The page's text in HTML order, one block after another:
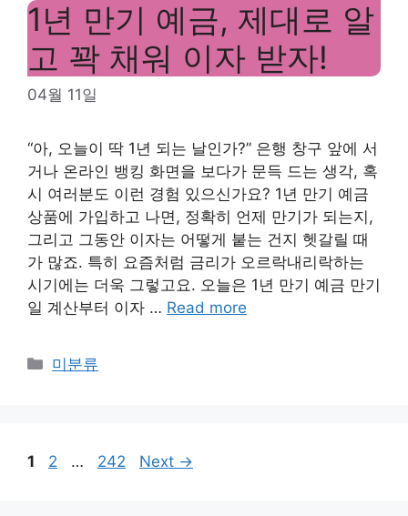
1년 만기 예금, 제대로 알
고 꽉 채워 이자 받자!
04월 11일
“아, 오늘이 딱 1년 되는 날인가?” 은행 창구 앞에 서
거나 온라인 뱅킹 화면을 보다가 문득 드는 생각, 혹
시 여러분도 이런 경험 있으신가요? 1년 만기 예금
상품에 가입하고 나면, 정확히 언제 만기가 되는지,
그리고 그동안 이자는 어떻게 붙는 건지 헷갈릴 때
가 많죠. 특히 요즘처럼 금리가 오르락내리락하는
시기에는 더욱 그렇고요. 오늘은 1년 만기 예금 만기
일 계산부터 이자 … Read more
Categories
미분류
Page
1 Page
2 … Page
242 Next →